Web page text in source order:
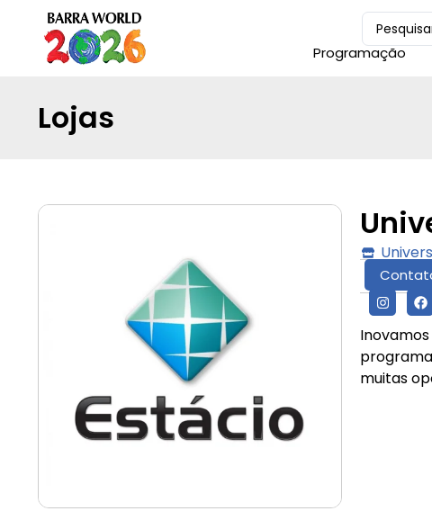
Programação
Lojas
muitas